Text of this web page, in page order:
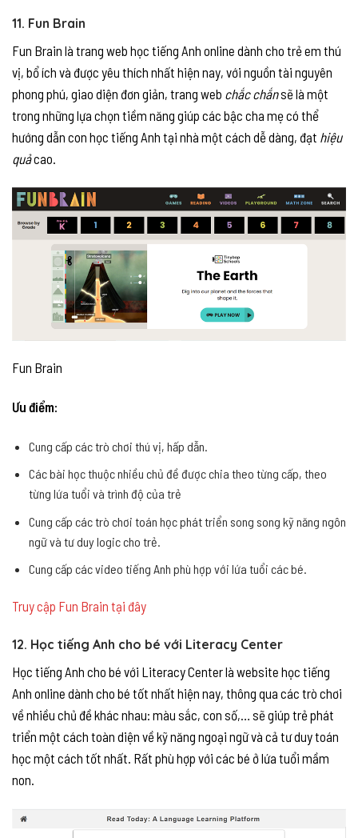
11. Fun Brain
Fun Brain là trang web học tiếng Anh online dành cho trẻ em thú
vị, bổ ích và được yêu thích nhất hiện nay, với nguồn tài nguyên
phong phú, giao diện đơn giản, trang web chắc chắnsẽ là một
trong những lựa chọn tiềm năng giúp các bậc cha mẹ có thể
hướng dẫn con học tiếng Anh tại nhà một cách dễ dàng, đạt hiệu
quảcao.
Fun Brain
Ưu điểm:
Cung cấp các trò chơi thú vị, hấp dẫn.
Các bài học thuộc nhiều chủ đề được chia theo từng cấp, theo
từng lứa tuổi và trình độ của trẻ
Cung cấp các trò chơi toán học phát triển song song kỹ năng ngôn
ngữ và tư duy logic cho trẻ.
Cung cấp các video tiếng Anh phù hợp với lứa tuổi các bé.
Truy cập Fun Brain tại đây
12. Học tiếng Anh cho bé với Literacy Center
Học tiếng Anh cho bé với Literacy Center là website học tiếng
Anh online dành cho bé tốt nhất hiện nay, thông qua các trò chơi
về nhiều chủ đề khác nhau: màu sắc, con số,… sẽ giúp trẻ phát
triển một cách toàn diện về kỹ năng ngoại ngữ và cả tư duy toán
học một cách tốt nhất. Rất phù hợp với các bé ở lứa tuổi mầm
non.